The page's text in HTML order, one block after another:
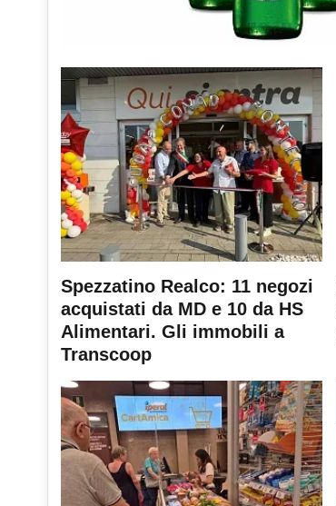
Spezzatino Realco: 11 negozi
acquistati da MD e 10 da HS
Alimentari. Gli immobili a
Transcoop